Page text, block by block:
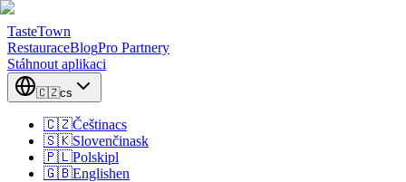
TasteTown
RestauraceBlogPro Partnery
Stáhnout aplikaci
🇨🇿cs
🇨🇿Češtinacs
🇸🇰Slovenčinask
🇵🇱Polskipl
🇬🇧Englishen